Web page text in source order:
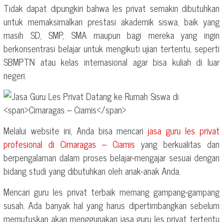
Tidak dapat dipungkiri bahwa les privat semakin dibutuhkan
untuk memaksimalkan prestasi akademik siswa, baik yang
masih SD, SMP, SMA maupun bagi mereka yang ingin
berkonsentrasi belajar untuk mengikuti ujian tertentu, seperti
SBMPTN atau kelas internasional agar bisa kuliah di luar
negeri.
Melalui website ini, Anda bisa mencarijasa guru les privat
profesional di Cimaragas – Ciamis yang berkualitas dan
berpengalaman dalam proses belajar-mengajar sesuai dengan
bidang studi yang dibutuhkan oleh anak-anak Anda.
Mencari guru les privat terbaik memang gampang-gampang
susah. Ada banyak hal yang harus dipertimbangkan sebelum
memutuskan akan menggunakan jasa guru les privat tertentu